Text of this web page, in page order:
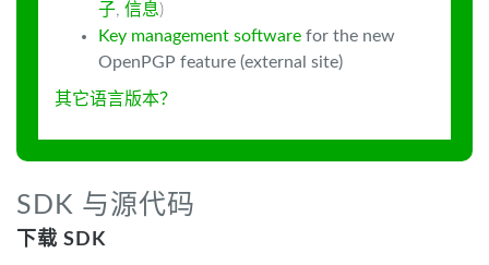
子, 信息)
Key management software for the new
OpenPGP feature (external site)
其它语言版本？
SDK 与源代码
下载 SDK